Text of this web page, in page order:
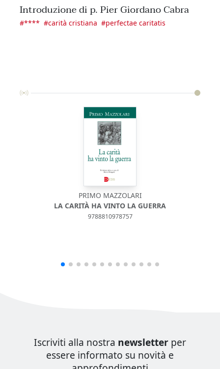
Introduzione di p. Pier Giordano Cabra
#**** #carità cristiana #perfectae caritatis
PRIMO MAZZOLARI
LA CARITÀ HA VINTO LA GUERRA
9788810978757
Iscriviti alla nostra newsletter per
essere informato su novità e